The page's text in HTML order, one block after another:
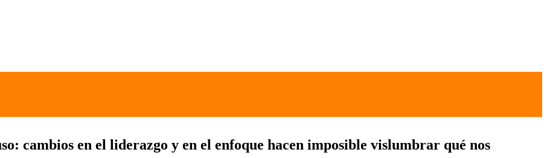
cambios en el liderazgo y en el enfoque hacen imposible vislumbrar qué nos